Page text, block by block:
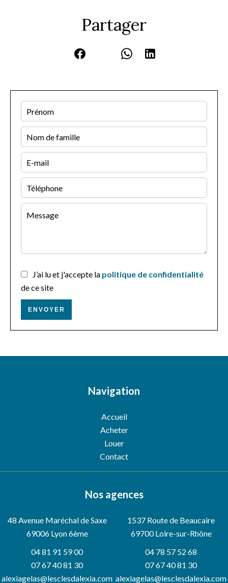
Partager
J’ai lu et j'accepte la politique de confidentialité
de ce site
ENVOYER
Navigation
Accueil
Acheter
Louer
Contact
Nos agences
48 Avenue Maréchal de Saxe
69006Lyon 6ème
04 81 91 59 00
07 67 40 81 30
alexiagelas@lesclesdalexia.com
1537 Route de Beaucaire
69700 Loire-sur-Rhône
04 78 57 52 68
07 67 40 81 30
alexiagelas@lesclesdalexia.com